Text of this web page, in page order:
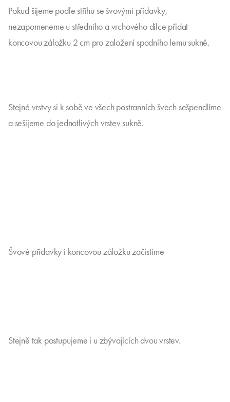
Pokud šijeme podle střihu se švovými přídavky,
nezapomeneme u středního a vrchového dílce přidat
koncovou záložku 2 cm pro založení spodního lemu sukně.
Stejné vrstvy si k sobě ve všech postranních švech sešpendlíme
a sešijeme do jednotlivých vrstev sukně.
Švové přídavky i koncovou záložku začistíme
Stejně tak postupujeme i u zbývajících dvou vrstev.